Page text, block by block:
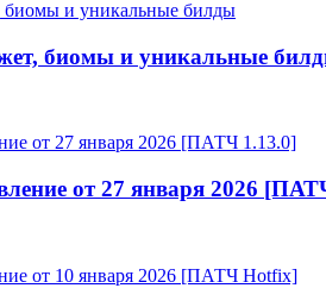
биомы и уникальные
от 27 января 2026